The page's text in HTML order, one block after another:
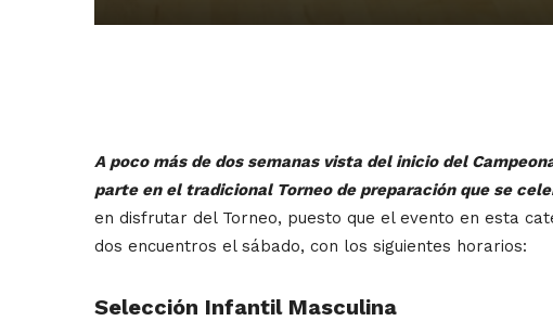
A poco más de dos semanas vista del inicio del
parte en el tradicional Torneo de preparación que se
en disfrutar del Torneo, puesto que el evento en esta
dos encuentros el sábado, con los siguientes horarios:
Selección Infantil Masculina